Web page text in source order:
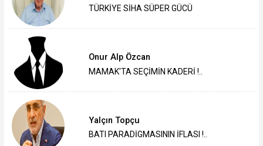
TÜRKİYE SİHA SÜPER GÜCÜ
Onur Alp Özcan
MAMAK'TA SEÇİMİN KADERİ !..
Yalçın Topçu
BATI PARADİGMASININ İFLASI !..